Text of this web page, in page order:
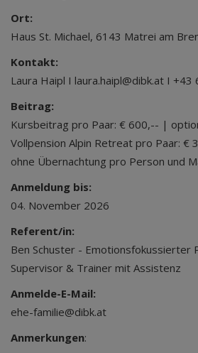
Ort:
Haus St. Michael, 6143 Matrei am
Kontakt:
Laura Haipl I laura.haipl@dibk.at I
Beitrag:
Kursbeitrag pro Paar: € 600,-- |
Vollpension Alpin Retreat pro Paar: €
ohne Übernachtung pro Person und
Anmeldung bis:
04. November 2026
Referent/in:
Ben Schuster - Emotionsfokussierter
Supervisor & Trainer mit Assistenz
Anmelde-E-Mail:
ehe-familie@dibk.at
Anmerkungen: